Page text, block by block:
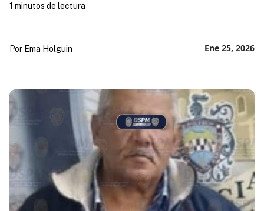
Ene 25, 2026
Por Ema Holguin
1 minutos de lectura